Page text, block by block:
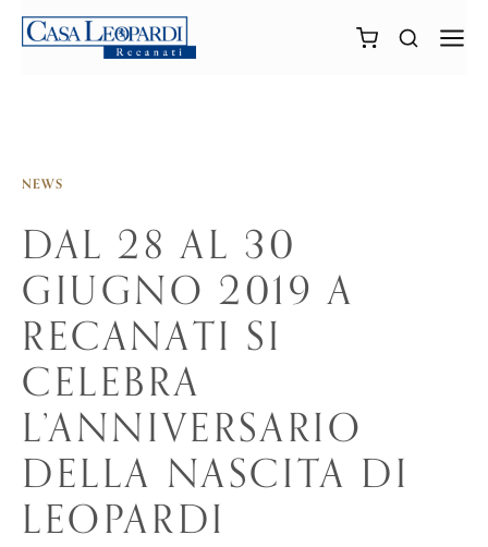
NEWS
DAL 28 AL 30
GIUGNO 2019 A
RECANATI SI
CELEBRA
L’ANNIVERSARIO
DELLA NASCITA DI
LEOPARDI